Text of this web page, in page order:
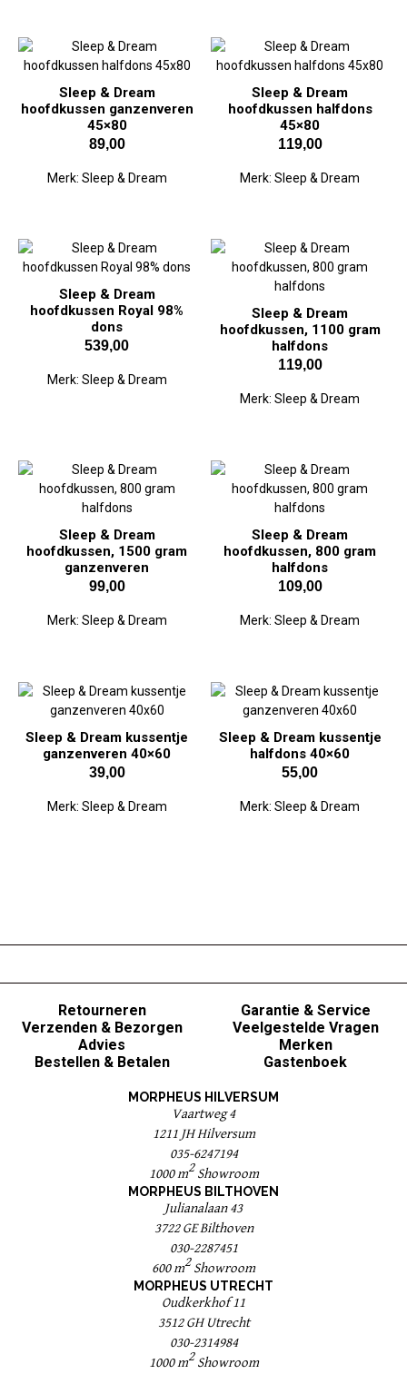
Sleep & Dream
hoofdkussen ganzenveren
45×80
89,00
Merk: Sleep & Dream
Sleep & Dream
hoofdkussen halfdons
45×80
119,00
Merk:Sleep & Dream
Sleep & Dream
hoofdkussen Royal 98%
dons
539,00
Merk: Sleep & Dream
Sleep & Dream
hoofdkussen, 1100 gram
halfdons
119,00
Merk:Sleep & Dream
Sleep & Dream
hoofdkussen, 1500 gram
ganzenveren
99,00
Merk: Sleep & Dream
Sleep & Dream
hoofdkussen, 800 gram
halfdons
109,00
Merk:Sleep & Dream
Sleep & Dream kussentje
ganzenveren 40×60
39,00
Merk: Sleep & Dream
Sleep & Dream kussentje
halfdons 40×60
55,00
Merk:Sleep & Dream
Retourneren
Verzenden & Bezorgen
Advies
Bestellen & Betalen
Garantie & Service
Veelgestelde Vragen
Merken
Gastenboek
MORPHEUS HILVERSUM
Vaartweg 4
1211 JH Hilversum
035-6247194
1000 m2Showroom
MORPHEUS BILTHOVEN
Julianalaan 43
3722 GE Bilthoven
030-2287451
600 m2 Showroom
MORPHEUS UTRECHT
Oudkerkhof 11
3512 GH Utrecht
030-2314984
1000 m2Showroom